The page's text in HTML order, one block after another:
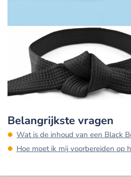
Belangrijkste vragen
Wat is de inhoud van een Black
Hoe moet ik mij voorbereiden op